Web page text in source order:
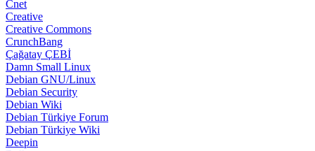
Cnet
Creative
Creative Commons
CrunchBang
Çağatay ÇEBİ
Damn Small Linux
Debian GNU/Linux
Debian Security
Debian Wiki
Debian Türkiye Forum
Debian Türkiye Wiki
Deepin